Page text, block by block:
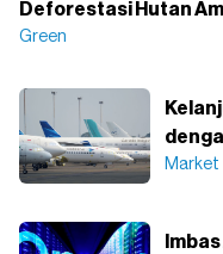
Deforestasi Hutan
Green
Market